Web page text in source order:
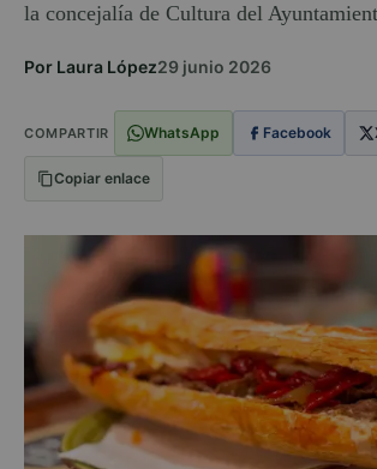
la concejalía de Cultura del
Por Laura López29 junio 2026
COMPARTIR WhatsApp Facebook
Copiar enlace